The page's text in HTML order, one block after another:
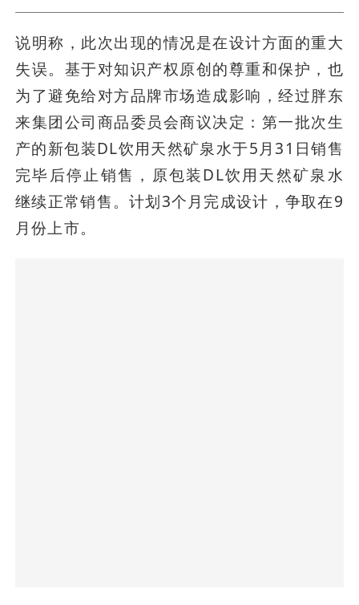
说明称，此次出现的情况是在设计方面的重大
失误。基于对知识产权原创的尊重和保护，也
为了避免给对方品牌市场造成影响，经过胖东
来集团公司商品委员会商议决定：第一批次生
产的新包装DL饮用天然矿泉水于5月31日销售
完毕后停止销售，原包装DL饮用天然矿泉水
继续正常销售。计划3个月完成设计，争取在9
月份上市。